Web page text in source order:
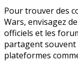
Pour trouver des
Wars, envisagez
officiels et les
partagent souvent
plateformes